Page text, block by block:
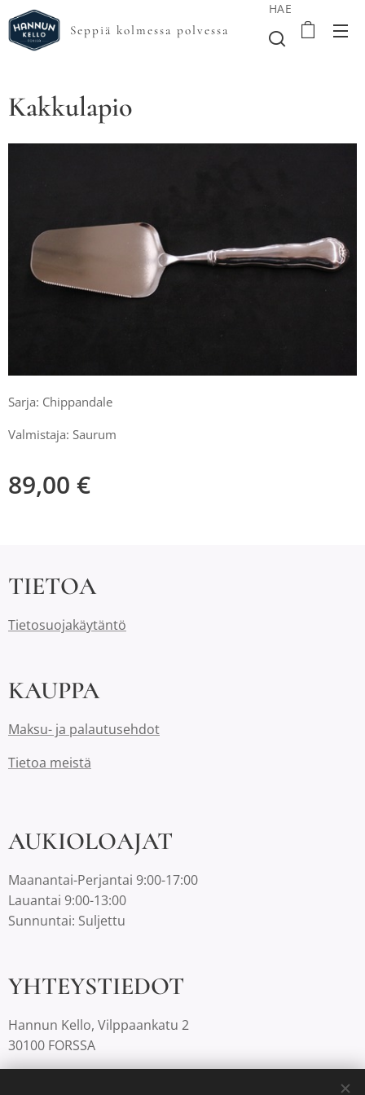
Seppiä kolmessa polvessa
HAE
Kakkulapio
Sarja: Chippandale
Valmistaja: Saurum
89,00 €
TIETOA
Tietosuojakäytäntö
KAUPPA
Maksu- ja palautusehdot
Tietoa meistä
AUKIOLOAJAT
Maanantai-Perjantai 9:00-17:00
Lauantai 9:00-13:00
Sunnuntai: Suljettu
YHTEYSTIEDOT
Hannun Kello, Vilppaankatu 2
30100 FORSSA